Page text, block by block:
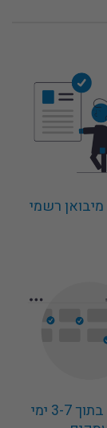
רשמי
משלוח בתוך 3-7 ימי